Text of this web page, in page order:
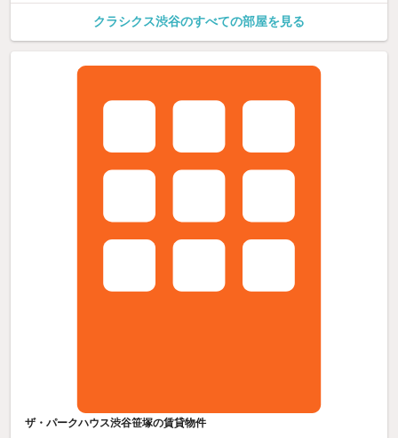
クラシクス渋谷のすべての部屋を見る
ザ・パークハウス渋谷笹塚の賃貸物件